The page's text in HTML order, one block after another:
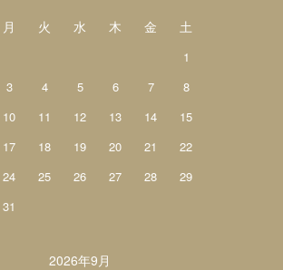
月 火 水 木 金 土
1
3 4 5 6 7
8
10 11 12 13 14
15
17 18 19 20 21
22
24 25 26 27 28
29
31
2026年9月